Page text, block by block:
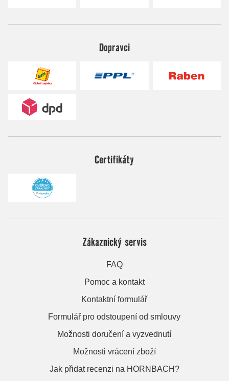
Dopravci
Certifikáty
Zákaznický servis
FAQ
Pomoc a kontakt
Kontaktní formulář
Formulář pro odstoupení od smlouvy
Možnosti doručení a vyzvednutí
Možnosti vrácení zboží
Jak přidat recenzi na HORNBACH?